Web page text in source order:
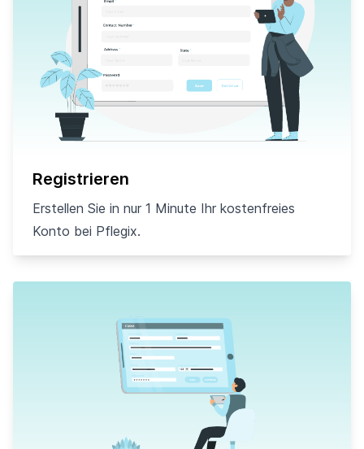
Registrieren
Erstellen Sie in nur 1 Minute Ihr kostenfreies
Konto bei Pflegix.